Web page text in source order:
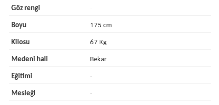
Göz rengi -
Boyu 175 cm
Kilosu 67 Kg
Medeni hali Bekar
Eğitimi -
Mesleği -